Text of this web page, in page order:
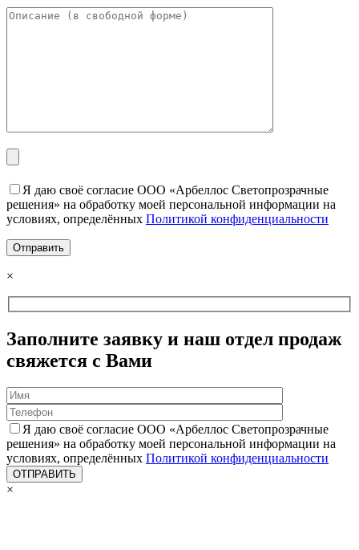
Я даю своё согласие ООО «Арбеллос Светопрозрачные
решения» на обработку моей персональной информации на
условиях, определённых Политикой конфиденциальности
×
Заполните заявку и наш отдел продаж
свяжется с Вами
Я даю своё согласие ООО «Арбеллос Светопрозрачные
решения» на обработку моей персональной информации на
условиях, определённых Политикой конфиденциальности
×